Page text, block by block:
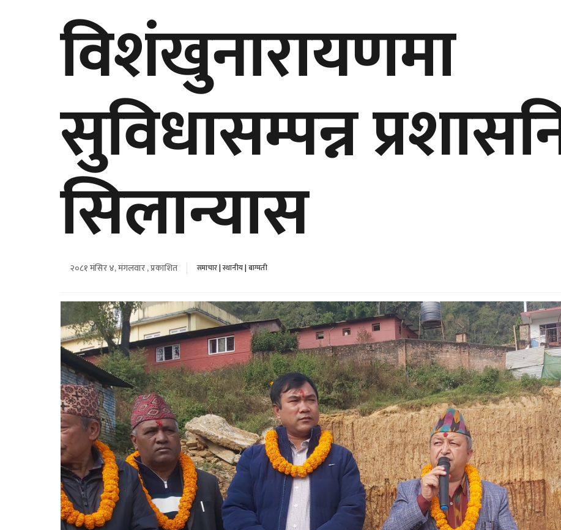
विशंखुनारायणमा
सुविधासम्पन्न
सिलान्यास
२०८१ मंसिर ४, मंगलवार , प्रकाशित समाचार|स्थानीय|बाग्मती